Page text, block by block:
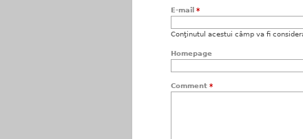
E-mail *
Conţinutul acestui câmp va fi
Homepage
Comment *